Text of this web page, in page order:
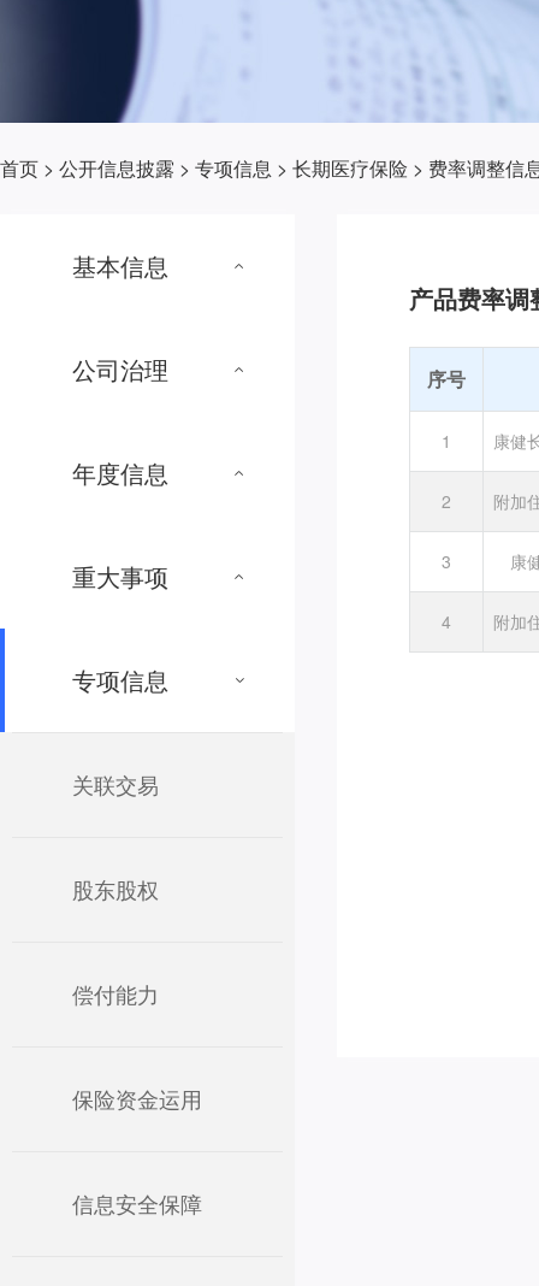
首页 > 公开信息披露 > 专项信息 > 长期医疗保险 > 费率调整信
基本信息
公司治理
年度信息
重大事项
专项信息
关联交易
股东股权
偿付能力
保险资金运用
信息安全保障
产品费率调
序号
1 康健
2 附加
3 康
4 附加